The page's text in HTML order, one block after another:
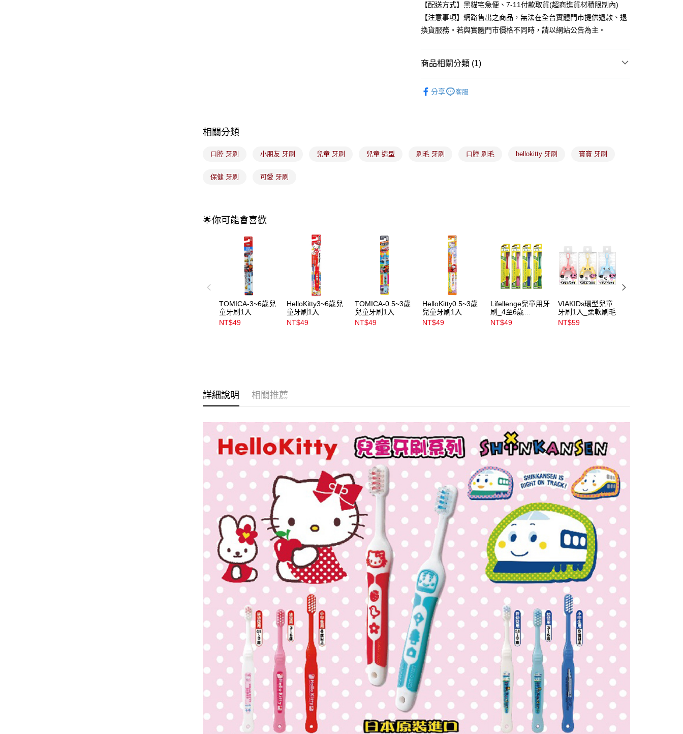
大哥付你分期
相關說明
【大哥付你分期使用說明】
流程，驗證手機門號後，選擇欲分期的期數、繳款截止日，確認付款後即
完成交易。
4.訂單成立30分鐘內，如未前往確認交易或遇審核未通過，訂單將自動取
消。如遇「轉專審核」未通過狀況，表示未達大哥付你分期系統評分，恕
帳／街口支付／iPASS MONEY」等通路繳費。
3.完整用戶服務條款，請詳閱以下連結：
全家取貨付款
7-11取貨付款
每筆NT$100，滿NT$899(含以上)免運費
宅配(離島)
每筆NT$300，滿NT$3,000(含以上)免運費
付款後門市自取
每筆NT$100，滿NT$399(含以上)免運費
【配送方式】黑貓宅急便、7-11付款取貨(超商進貨材積限制內)
【注意事項】網路售出之商品，無法在全台實體門市提供退款、退
換貨服務。若與實體門市價格不同時，請以網站公告為主。
商品相關分類 (1)
分享
客服
相關分類
口腔 牙刷 小朋友 牙刷 兒童 牙刷 兒童 造型 刷毛 牙刷 口腔 刷毛 hellokitty 牙刷 寶寶 牙刷
保健 牙刷 可愛 牙刷
🌟你可能會喜歡
TOMICA-3~6歲兒
童牙刷1入
NT$49
HelloKitty3~6歲兒
童牙刷1入
NT$49
TOMICA-0.5~3歲
兒童牙刷1入
NT$49
HelloKitty0.5~3歲
兒童牙刷1入
NT$49
Lifellenge兒童用牙
刷_4至6歲
_LT_38_1P
NT$49
VIAKIDs環型兒童
牙刷1入_柔軟刷毛
NT$59
詳細說明 相關推薦